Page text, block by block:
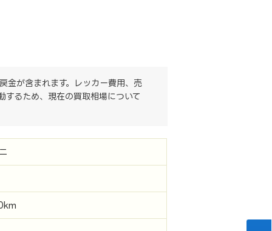
金が含まれます。レッカー費用、売
するため、現在の買取相場について